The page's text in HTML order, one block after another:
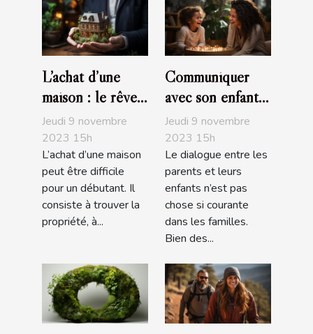
L’achat d’une
maison : le rêve
de tous
Jeudi 9 novembre
2023 15h
L’achat d’une maison
peut être difficile
pour un débutant. Il
consiste à trouver la
propriété, à...
Communiquer
avec son enfant :
comment s’y
prendre ?
Jeudi 9 novembre
2023 15h
Le dialogue entre les
parents et leurs
enfants n’est pas
chose si courante
dans les familles.
Bien des...